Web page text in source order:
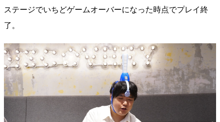
ステージでいちどゲームオーバーになった時点でプレイ終
了。